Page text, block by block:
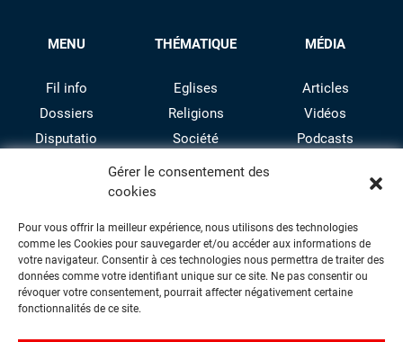
Gérer le consentement des
cookies
Pour vous offrir la meilleur expérience, nous utilisons des technologies
comme les Cookies pour sauvegarder et/ou accéder aux informations de
votre navigateur. Consentir à ces technologies nous permettra de traiter des
données comme votre identifiant unique sur ce site. Ne pas consentir ou
révoquer votre consentement, pourrait affecter négativement certaine
fonctionnalités de ce site.
MENU
Fil info
Dossiers
Disputatio
THÉMATIQUE
Eglises
Religions
Société
Culture
MÉDIA
Articles
Vidéos
Podcasts
facebook